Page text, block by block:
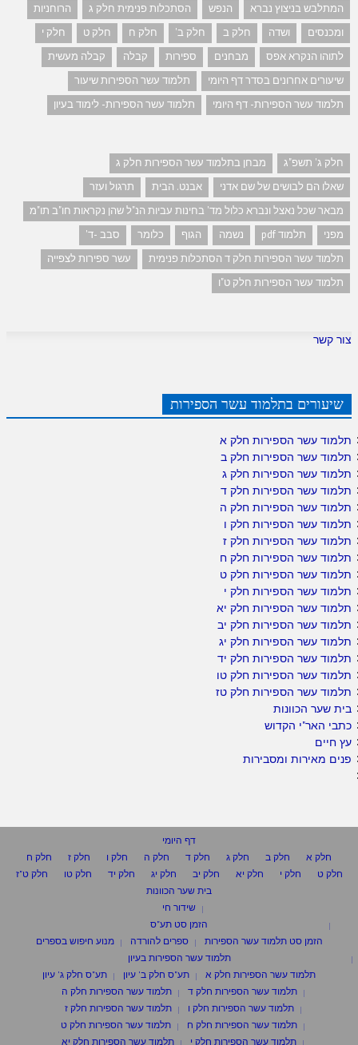
המתלבש בניצוץ נברא הנפש הסתכלות פנימית חלק ג
הרוחניות
ומכנסים
ושדה חלק ב חלק ב' חלק ח חלק ט
חלק י
לתוהו הנקרא אפס
מבחנים ספירות קבלה
קבלה מעשית
שיעורים אחרונים בסדר דף היומי
תלמוד עשר הספירות שיעור
תלמוד עשר הספירות- דף היומי
תלמוד עשר הספירות- לימוד בעיון
חלק ג' תשפ"ג
מבחן בתלמוד עשר הספירות חלק ג
שאלו הם לבושים של שם אדני
אבנט. הבית
תרגול ועזר
מבאר שכל נאצל ונברא כלול מד' בחינות עביות הנ"ל שהן נקראות חו"ב תו"מ
מפני
תלמוד pdf נשמה הגוף כלומר
סבב -ד'
תלמוד עשר הספירות חלק ד הסתכלות פנימית
עשר ספירות לצפייה
תלמוד עשר הספירות חלק ט"ו
צור קשר
שיעורים בתלמוד עשר הספירות
תלמוד עשר הספירות חלק א
תלמוד עשר הספירות חלק ב
תלמוד עשר הספירות חלק ג
תלמוד עשר הספירות חלק ד
תלמוד עשר הספירות חלק ה
תלמוד עשר הספירות חלק ו
תלמוד עשר הספירות חלק ז
תלמוד עשר הספירות חלק ח
תלמוד עשר הספירות חלק ט
תלמוד עשר הספירות חלק י
תלמוד עשר הספירות חלק יא
תלמוד עשר הספירות חלק יב
תלמוד עשר הספירות חלק יג
תלמוד עשר הספירות חלק יד
תלמוד עשר הספירות חלק טו
תלמוד עשר הספירות חלק טז
בית שער הכוונות
כתבי האר"י הקדוש
עץ חיים
פנים מאירות ומסבירות
דף היומי
חלק א
חלק ב חלק ג חלק ד חלק ה חלק ו חלק ז
חלק ח
חלק ט
חלק י חלק יא חלק יב חלק יג חלק יד חלק טו
חלק ט"ז
בית שער הכוונות
שידור חי
הזמן סט תע"ס
הזמן סט תלמוד עשר הספירות
ספרים להורדה
מנוע חיפוש בספרים
תלמוד עשר הספירות בעיון
תלמוד עשר הספירות חלק א
תע"ס חלק ב' עיון
תע"ס חלק ג' עיון
תלמוד עשר הספירות חלק ד
תלמוד עשר הספירות חלק ה
תלמוד עשר הספירות חלק ו
תלמוד עשר הספירות חלק ז
תלמוד עשר הספירות חלק ח
תלמוד עשר הספירות חלק ט
תלמוד עשר הספירות חלק י
תלמוד עשר הספירות חלק יא